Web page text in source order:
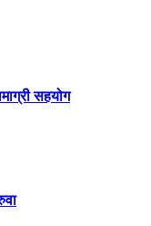
सहयोग